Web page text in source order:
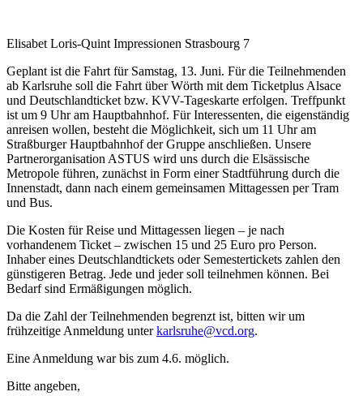
Elisabet Loris-Quint Impressionen Strasbourg 7
Geplant ist die Fahrt für Samstag, 13. Juni. Für die Teilnehmenden
ab Karlsruhe soll die Fahrt über Wörth mit dem Ticketplus Alsace
und Deutschlandticket bzw. KVV-Tageskarte erfolgen. Treffpunkt
ist um 9 Uhr am Hauptbahnhof. Für Interessenten, die eigenständig
anreisen wollen, besteht die Möglichkeit, sich um 11 Uhr am
Straßburger Hauptbahnhof der Gruppe anschließen. Unsere
Partnerorganisation ASTUS wird uns durch die Elsässische
Metropole führen, zunächst in Form einer Stadtführung durch die
Innenstadt, dann nach einem gemeinsamen Mittagessen per Tram
und Bus.
Die Kosten für Reise und Mittagessen liegen – je nach
vorhandenem Ticket – zwischen 15 und 25 Euro pro Person.
Inhaber eines Deutschlandtickets oder Semestertickets zahlen den
günstigeren Betrag. Jede und jeder soll teilnehmen können. Bei
Bedarf sind Ermäßigungen möglich.
Da die Zahl der Teilnehmenden begrenzt ist, bitten wir um
frühzeitige Anmeldung unterkarlsruhe@vcd.org.
Eine Anmeldung war bis zum 4.6. möglich.
Bitte angeben,